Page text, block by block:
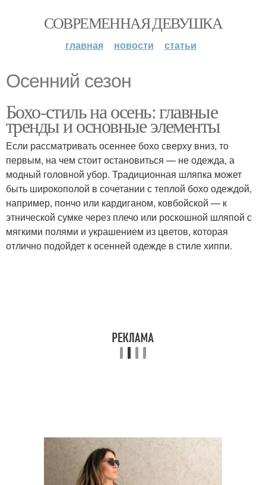
СОВРЕМЕННАЯ ДЕВУШКА
главная новости статьи
Осенний сезон
Бохо-стиль на осень: главные
тренды и основные элементы
Если рассматривать осеннее бохо сверху вниз, то
первым, на чем стоит остановиться — не одежда, а
модный головной убор. Традиционная шляпка может
быть широкополой в сочетании с теплой бохо одеждой,
например, пончо или кардиганом, ковбойской — к
этнической сумке через плечо или роскошной шляпой с
мягкими полями и украшением из цветов, которая
отлично подойдет к осенней одежде в стиле хиппи.